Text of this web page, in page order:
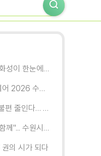
"걷지 않아도 수원화성이 한눈에"…무장애 관광버스 '수원행차' 타보니
제18회 뱅크아트페어 2026 수원 개막, '나도 그림을 소유한다'
장마철 이후 해충 불편 줄인다… 영통구보건소, 신동수변공원·원천리천 집중 방제
"삶의 마지막까지 함께"... 수원시 8개 기관, 어르신 돌봄의 손을 맞잡다
의 시가 되다